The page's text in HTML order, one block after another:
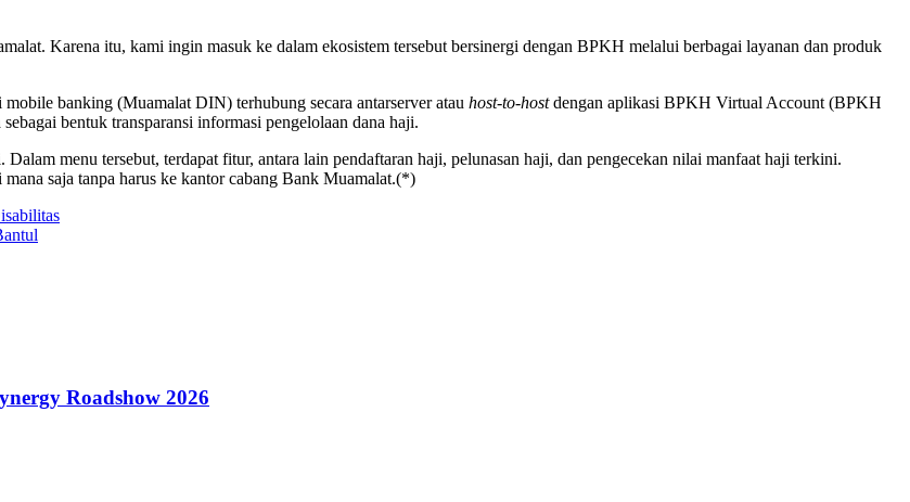
Karena itu, kami ingin masuk ke dalam ekosistem tersebut bersinergi dengan BPKH melalui berbagai layanan dan produk
banking (Muamalat DIN) terhubung secara antarserver atau host-to-hostdengan aplikasi BPKH Virtual Account (BPKH
bentuk transparansi informasi pengelolaan dana haji.
menu tersebut, terdapat fitur, antara lain pendaftaran haji, pelunasan haji, dan pengecekan nilai manfaat haji terkini.
saja tanpa harus ke kantor cabang Bank Muamalat.(*)
Roadshow 2026